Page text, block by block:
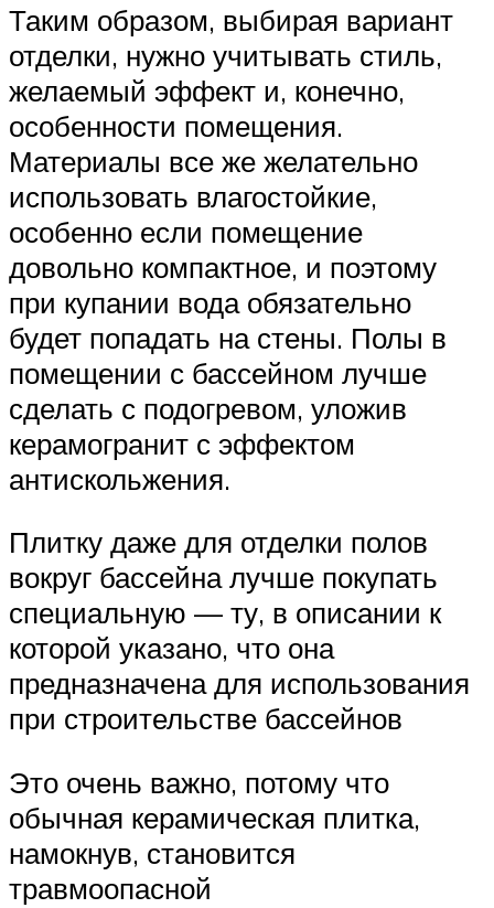
Таким образом, выбирая вариант
отделки, нужно учитывать стиль,
желаемый эффект и, конечно,
особенности помещения.
Материалы все же желательно
использовать влагостойкие,
особенно если помещение
довольно компактное, и поэтому
при купании вода обязательно
будет попадать на стены. Полы в
помещении с бассейном лучше
сделать с подогревом, уложив
керамогранит с эффектом
антискольжения.
Плитку даже для отделки полов
вокруг бассейна лучше покупать
специальную — ту, в описании к
которой указано, что она
предназначена для использования
при строительстве бассейнов
Это очень важно, потому что
обычная керамическая плитка,
намокнув, становится
травмоопасной